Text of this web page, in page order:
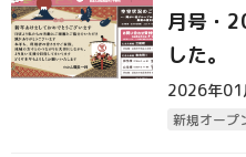
月号・
した。
2026年01
新規オープ